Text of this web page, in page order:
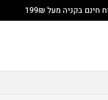
משלוח חינם בקניה מעל 199₪